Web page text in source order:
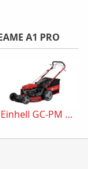
A1 PRO
Einhell GC-PM 56/2 S HW 3404860